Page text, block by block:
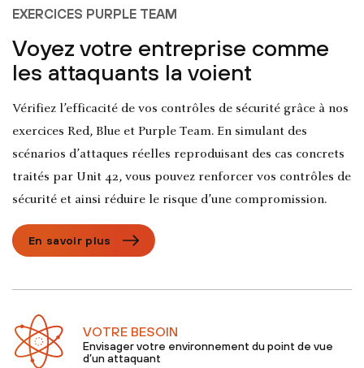
EXERCICES PURPLE TEAM
Voyez votre entreprise comme
les attaquants la voient
Vérifiez l’efficacité de vos contrôles de sécurité grâce à nos
exercices Red, Blue et Purple Team. En simulant des
scénarios d’attaques réelles reproduisant des cas concrets
traités par Unit 42, vous pouvez renforcer vos contrôles de
sécurité et ainsi réduire le risque d’une compromission.
En savoir plus
VOTRE BESOIN
Envisager votre environnement du point de vue
d’un attaquant